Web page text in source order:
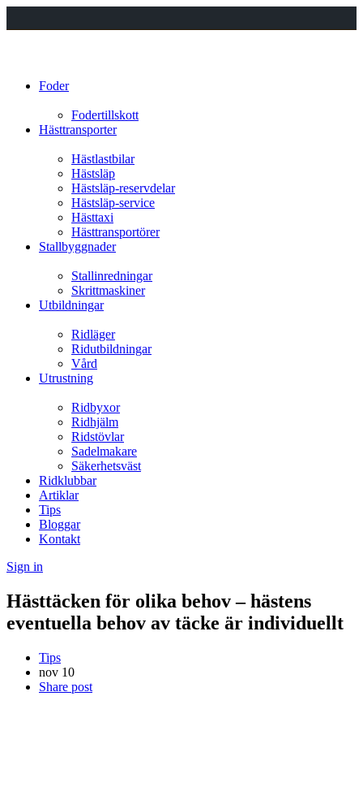
Foder
Fodertillskott
Hästtransporter
Hästlastbilar
Hästsläp
Hästsläp-reservdelar
Hästsläp-service
Hästtaxi
Hästtransportörer
Stallbyggnader
Stallinredningar
Skrittmaskiner
Utbildningar
Ridläger
Ridutbildningar
Vård
Utrustning
Ridbyxor
Ridhjälm
Ridstövlar
Sadelmakare
Säkerhetsväst
Ridklubbar
Artiklar
Tips
Bloggar
Kontakt
Sign in
Hästtäcken för olika behov – hästens
eventuella behov av täcke är individuellt
Tips
nov 10
Share post